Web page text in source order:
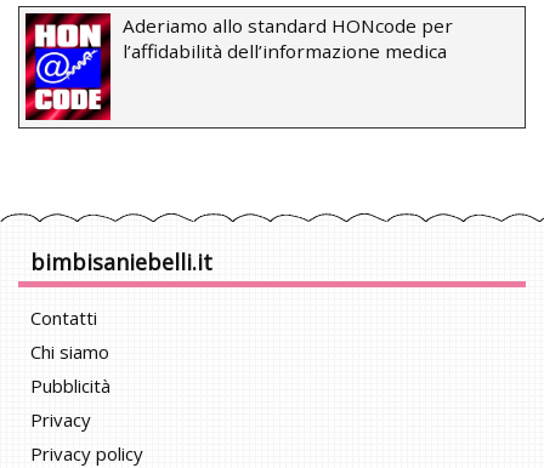
Aderiamo allo standard HONcode per
l’affidabilità dell’informazione medica
bimbisaniebelli.it
Contatti
Chi siamo
Pubblicità
Privacy
Privacy policy